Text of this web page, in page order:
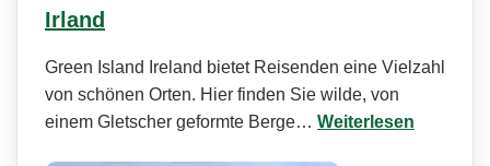
Irland
Green Island Ireland bietet Reisenden eine Vielzahl
von schönen Orten. Hier finden Sie wilde, von
einem Gletscher geformte Berge… Weiterlesen